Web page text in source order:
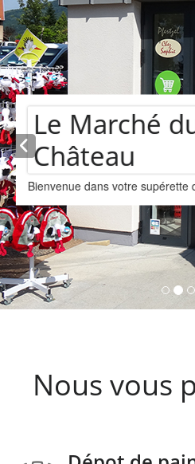
vins
Nous vous proposons un
provenant de la cave Les
Kintzheim-St-Hippolyte.
Nous vous